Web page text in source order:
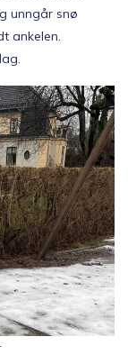
unngår snø
ankelen.